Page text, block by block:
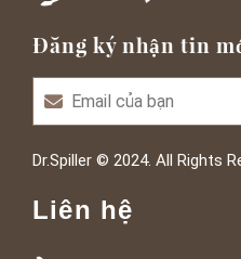
Đăng ký nhận tin
Dr.Spiller © 2024. All Rights
Liên hệ